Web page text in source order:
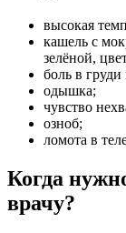
высокая
кашель с
зелёной,
боль в
одышка;
чувство
озноб;
ломота в
Когда
врачу?